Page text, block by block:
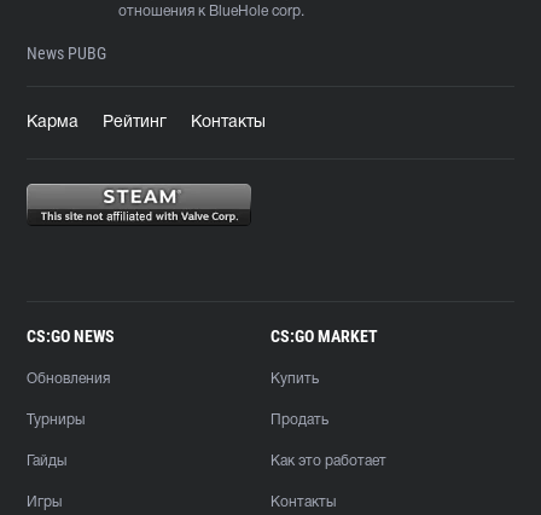
отношения к BlueHole corp.
News PUBG
Карма Рейтинг Контакты
CS:GO NEWS
Обновления
Турниры
Гайды
Игры
CS:GO MARKET
Купить
Продать
Как это работает
Контакты